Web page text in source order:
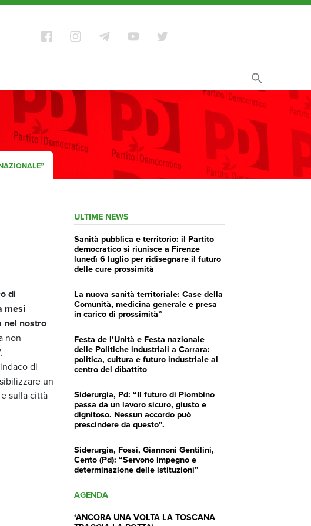
di
mesi
nel nostro
non
di
un
sulla città
ULTIME NEWS
Sanità pubblica e territorio: il Partito
democratico si riunisce a Firenze
lunedì 6 luglio per ridisegnare il futuro
delle cure prossimità
La nuova sanità territoriale: Case della
Comunità, medicina generale e presa
in carico di prossimità”
Festa de l’Unità e Festa nazionale
delle Politiche industriali a Carrara:
politica, cultura e futuro industriale al
centro del dibattito
Siderurgia, Pd: “Il futuro di Piombino
passa da un lavoro sicuro, giusto e
dignitoso. Nessun accordo può
prescindere da questo”.
Siderurgia, Fossi, Giannoni Gentilini,
Cento (Pd): “Servono impegno e
determinazione delle istituzioni”
AGENDA
‘ANCORA UNA VOLTA LA TOSCANA